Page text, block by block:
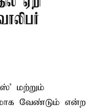
' மற்றும்
வேண்டும் என்ற